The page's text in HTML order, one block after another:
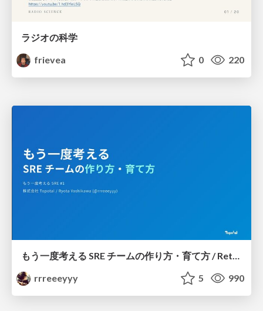
ラジオの科学
frievea
0 220
もう一度考える SRE チームの作り方・育て方 / Rethinking SRE #1: Building and Growing SRE Teams
rrreeeyyy
5 990